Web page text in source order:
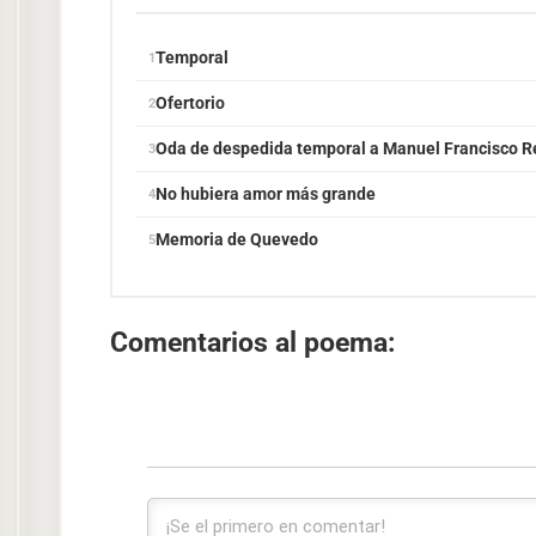
Temporal
Ofertorio
Oda de despedida temporal a Manuel Francisco
No hubiera amor más grande
Memoria de Quevedo
Comentarios al poema: